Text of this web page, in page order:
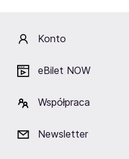
Konto
eBilet NOW
Współpraca
Newsletter
lat wciąż tak samo dziwią,
pamięci.
Lokalizacja